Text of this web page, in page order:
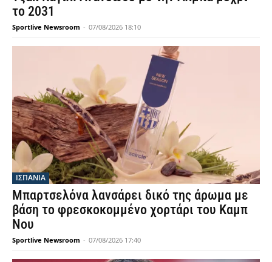
το 2031
Sportlive Newsroom - 07/08/2026 18:10
ΙΣΠΑΝΙΑ
Μπαρτσελόνα λανσάρει δικό της άρωμα με
βάση το φρεσκοκομμένο χορτάρι του Καμπ
Νου
Sportlive Newsroom - 07/08/2026 17:40